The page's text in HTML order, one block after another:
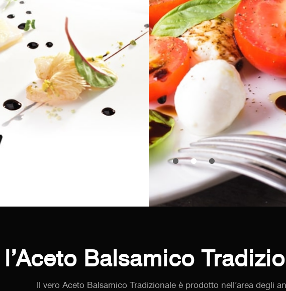
l’Aceto Balsamico
Il vero Aceto Balsamico Tradizionale è prodotto nell’area degli